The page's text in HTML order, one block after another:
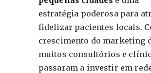
estratégia poderosa para
fidelizar pacientes locais.
crescimento do marketing
muitos consultórios e
passaram a investir em